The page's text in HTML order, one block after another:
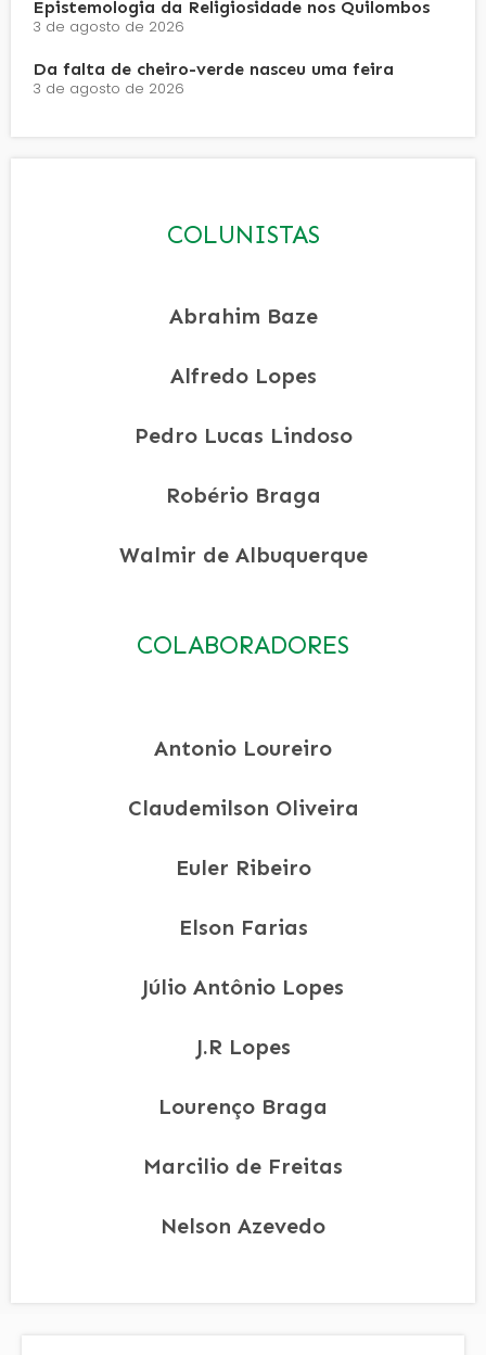
Epistemologia da Religiosidade nos Quilombos
3 de agosto de 2026
Da falta de cheiro-verde nasceu uma feira
3 de agosto de 2026
COLUNISTAS
Abrahim Baze
Alfredo Lopes
Pedro Lucas Lindoso
Robério Braga
Walmir de Albuquerque
COLABORADORES
Antonio Loureiro
Claudemilson Oliveira
Euler Ribeiro
Elson Farias
Júlio Antônio Lopes
J.R Lopes
Lourenço Braga
Marcilio de Freitas
Nelson Azevedo